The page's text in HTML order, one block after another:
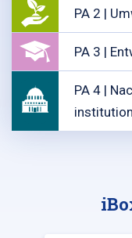
PA 2 |
PA 3 |
PA 4 |